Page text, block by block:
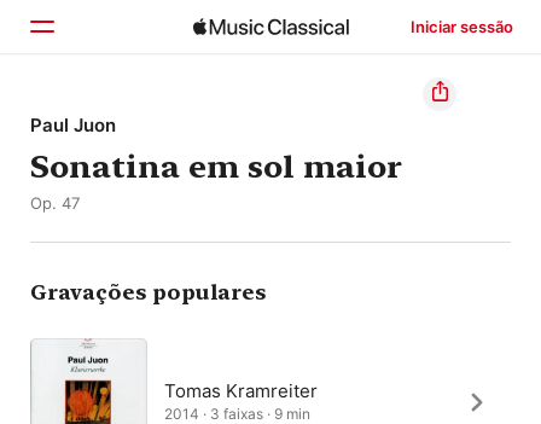
Iniciar sessão
Início
Explorar
Paul Juon
Sonatina em sol maior
Op. 47
Gravações populares
Tomas Kramreiter
2014 · 3 faixas · 9 min